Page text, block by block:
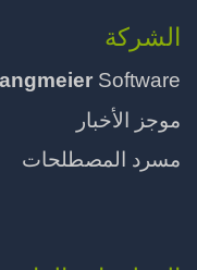
الشركة
Software
موجز الأخبار
مسرد المصطلحات